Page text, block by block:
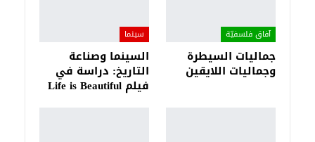
آفاق فلسفيّة‎
جماليات السيطرة
وجماليات اللايقين
سينما
السينما وصناعة
التاريخ: دراسة في
فيلم Life is Beautiful